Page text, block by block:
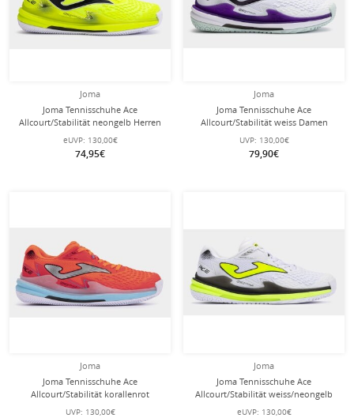
Joma
Joma Tennisschuhe Ace
Allcourt/Stabilität neongelb Herren
eUVP: 130,00€
74,95€
Joma
Joma Tennisschuhe Ace
Allcourt/Stabilität weiss Damen
UVP: 130,00€
79,90€
Joma
Joma Tennisschuhe Ace
Allcourt/Stabilität korallenrot
Damen
UVP: 130,00€
Joma
Joma Tennisschuhe Ace
Allcourt/Stabilität weiss/neongelb
Herren
eUVP: 130,00€